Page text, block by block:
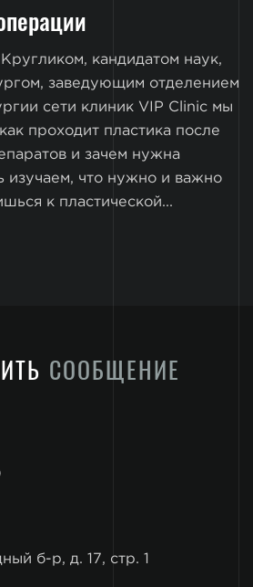
кандидатом наук,
заведующим отделением
сети клиник VIP Clinic мы
проходит пластика после
и зачем нужна
изучаем, что нужно и важно
к пластической...
СООБЩЕНИЕ
б-р, д. 17, стр. 1